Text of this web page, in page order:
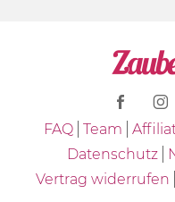
FAQ Team
Datenschutz
Vertrag widerrufen